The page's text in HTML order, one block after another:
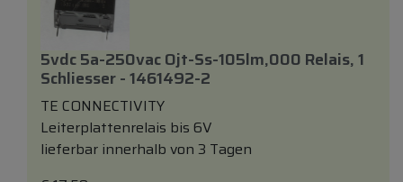
5vdc 5a-250vac Ojt-Ss-105lm,000 Relais, 1
Schliesser - 1461492-2
TE CONNECTIVITY
Leiterplattenrelais bis 6V
lieferbar innerhalb von 3 Tagen